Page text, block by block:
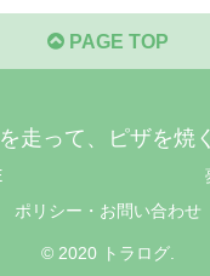
PAGE TOP
走って、ピザを焼
ポリシー・お問い合わせ
© 2020 トラログ.